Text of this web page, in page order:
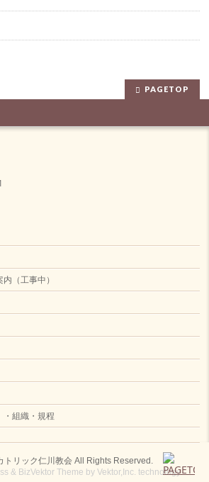
PAGETOP
（工事中）
・組織・規程
トリック仁川教会All Rights Reserved.
& BizVektor Theme byVektor,Inc. technology.